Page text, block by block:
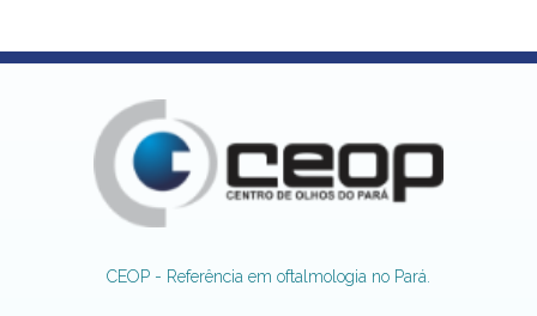
CEOP - Referência em oftalmologia no Pará.